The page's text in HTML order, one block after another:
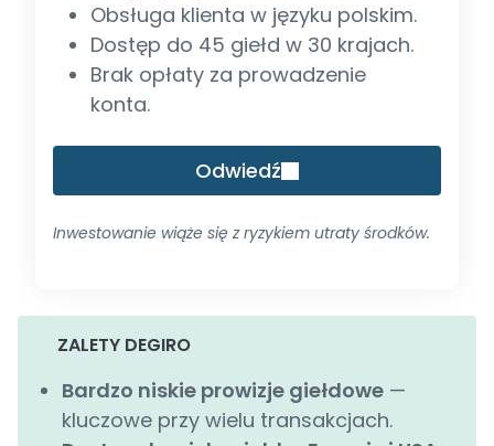
Obsługa klienta w języku polskim.
Dostęp do 45 giełd w 30 krajach.
Brak opłaty za prowadzenie
konta.
Odwiedź
Inwestowanie wiąże się z ryzykiem utraty środków.
ZALETY DEGIRO
Bardzo niskie prowizje giełdowe —
kluczowe przy wielu transakcjach.